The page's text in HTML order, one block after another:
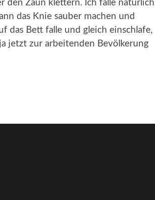
den Zaun klettern. Ich falle natürlich
das Knie sauber machen und
das Bett falle und gleich einschlafe,
jetzt zur arbeitenden Bevölkerung